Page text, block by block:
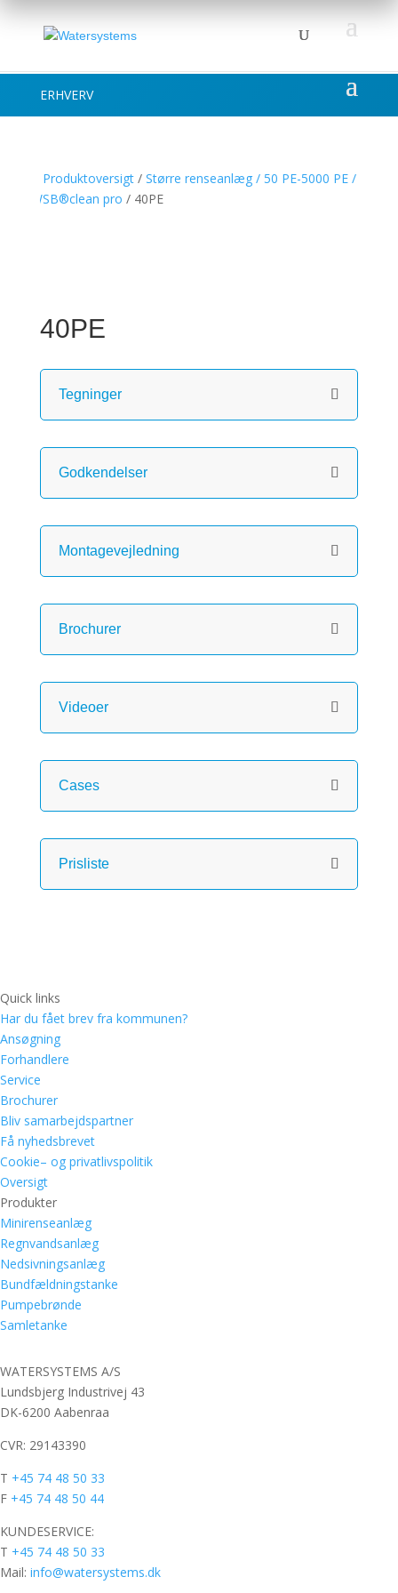
ERHVERV
Produktoversigt/ Større renseanlæg / 50 PE-5000 PE /
WSB®clean pro / 40PE
40PE
Tegninger
Godkendelser
Montagevejledning
Brochurer
Videoer
Cases
Prisliste
Quick links
Har du fået brev fra kommunen?
Ansøgning
Forhandlere
Service
Brochurer
Bliv samarbejdspartner
Få nyhedsbrevet
Cookie– og privatlivspolitik
Oversigt
Produkter
Minirenseanlæg
Regnvandsanlæg
Nedsivningsanlæg
Bundfældningstanke
Pumpebrønde
Samletanke
WATERSYSTEMS A/S
Lundsbjerg Industrivej 43
DK-6200 Aabenraa
CVR: 29143390
T +45 74 48 50 33
F +45 74 48 50 44
KUNDESERVICE:
T +45 74 48 50 33
Mail: info@watersystems.dk